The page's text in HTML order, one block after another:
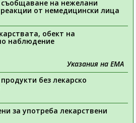
на нежелани
от немедицински лица
обект на
наблюдение
Указания на ЕМА
без лекарско
за употреба лекарствени